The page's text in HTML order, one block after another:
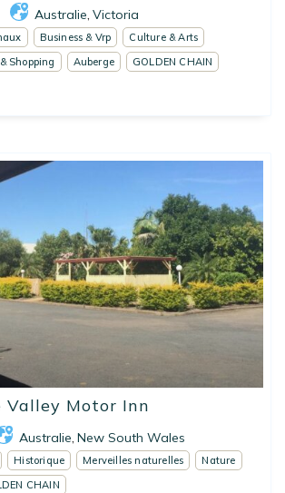
Australie, Victoria
Business & Vrp
Culture & Arts
Shopping Auberge
GOLDEN CHAIN
Valley Motor Inn
Australie, New South Wales
Historique Merveilles naturelles
Nature
CHAIN